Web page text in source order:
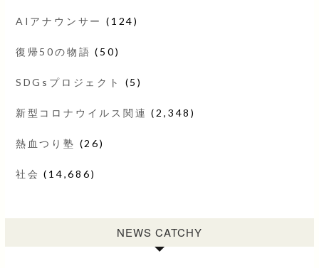
AIアナウンサー (124)
復帰50の物語 (50)
SDGsプロジェクト (5)
新型コロナウイルス関連 (2,348)
熱血つり塾 (26)
社会 (14,686)
NEWS CATCHY